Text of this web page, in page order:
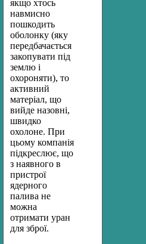
якщо хтось
навмисно
пошкодить
оболонку (яку
передбачається
закопувати під
землю і
охороняти), то
активний
матеріал, що
вийде назовні,
швидко
охолоне. При
цьому компанія
підкреслює, що
з наявного в
пристрої
ядерного
палива не
можна
отримати уран
для зброї.